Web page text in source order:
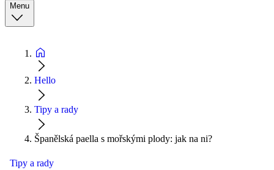
Menu
Hello
Tipy a rady
Španělská paella s mořskými plody: jak na ni?
Tipy a rady